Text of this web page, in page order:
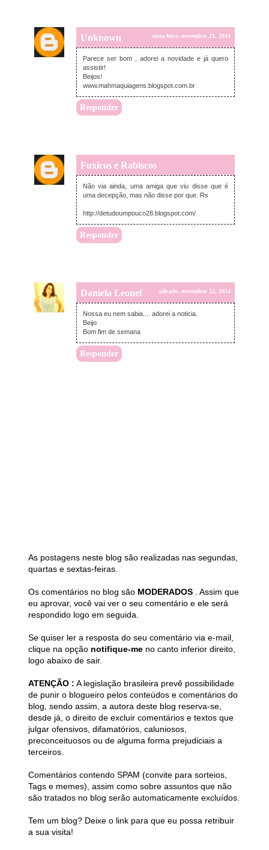
Unknown sexta-feira, novembro 21, 2014
Parece ser bom , adorei a novidade e já quero
assistir!
Beijos!
www.mahmaquiagens.blogspot.com.br
Responder
Fuxicos e Rabiscos
sexta-feira, novembro 21, 2014
Não via ainda, uma amiga que viu disse que é
uma decepção, mas não disse por que. Rs
http://detudoumpouco28.blogspot.com/
Responder
Daniela Leonel sábado, novembro 22, 2014
Nossa eu nem sabia.... adorei a noticia.
Beijo
Bom fim de semana
Responder
As postagens neste blog são realizadas nas segundas,
quartas e sextas-feiras.
Os comentários no blog são MODERADOS . Assim que
eu aprovar, você vai ver o seu comentário e ele será
respondido logo em seguida.
Se quiser ler a resposta do seu comentário via e-mail,
clique na opção notifique-me no canto inferior direito,
logo abaixo de sair.
ATENÇÃO : A legislação brasileira prevê possibilidade
de punir o blogueiro pelos conteúdos e comentários do
blog, sendo assim, a autora deste blog reserva-se,
desde já, o direito de excluir comentários e textos que
julgar ofensivos, difamatórios, caluniosos,
preconceituosos ou de alguma forma prejudiciais a
terceiros.
Comentários contendo SPAM (convite para sorteios,
Tags e memes), assim como sobre assuntos que não
são tratados no blog serão automaticamente excluídos.
Tem um blog? Deixe o link para que eu possa retribuir
a sua visita!